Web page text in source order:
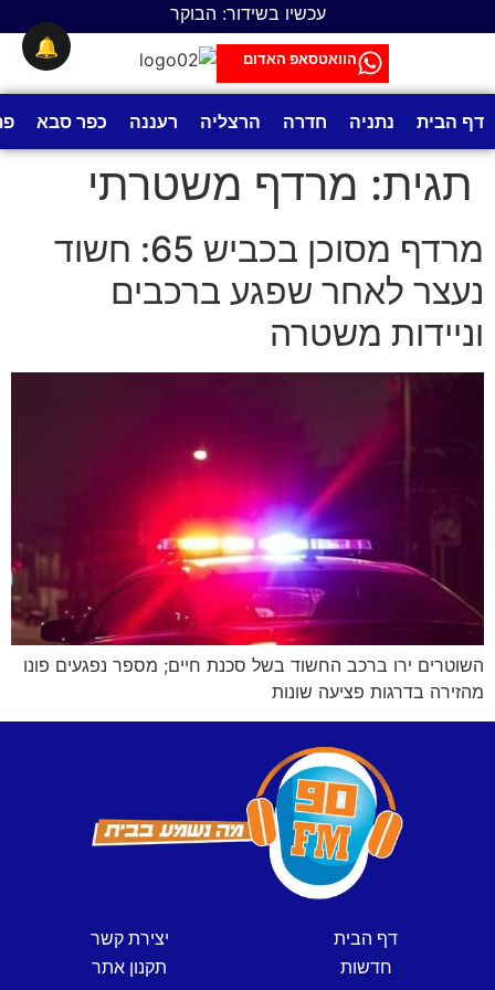
עכשיו בשידור: הבוקר
הוואטסאפ האדום
דף הבית נתניה חדרה הרצליה רעננה כפר סבא
תגית: מרדף משטרתי
מרדף מסוכן בכביש 65: חשוד
נעצר לאחר שפגע ברכבים
וניידות משטרה
השוטרים ירו ברכב החשוד בשל סכנת חיים; מספר נפגעים פונו
מהזירה בדרגות פציעה שונות
דף הבית
חדשות
יצירת קשר
תקנון אתר
🔔